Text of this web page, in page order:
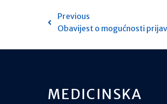
Previous
Obavijest o mogućnosti
MEDICINSKA